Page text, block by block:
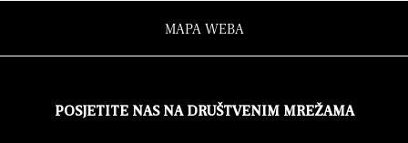
MAPA WEBA
POSJETITE NAS NA DRUŠTVENIM MREŽAMA